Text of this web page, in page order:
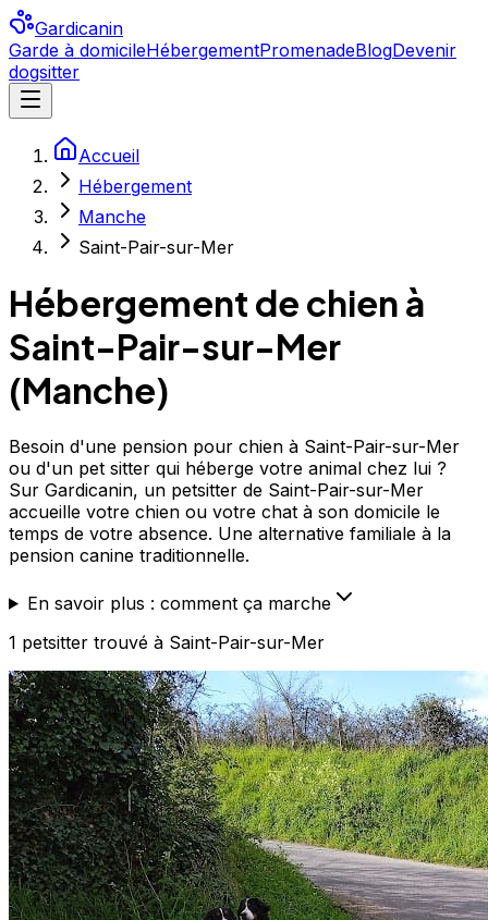
Gardicanin
Garde à domicileHébergementPromenadeBlogDevenir
dogsitter
Accueil
Hébergement
Manche
Saint-Pair-sur-Mer
Hébergement de chien à
Saint-Pair-sur-Mer
(Manche)
Besoin d'une pension pour chien à Saint-Pair-sur-Mer
ou d'un pet sitter qui héberge votre animal chez lui ?
Sur Gardicanin, un petsitter de Saint-Pair-sur-Mer
accueille votre chien ou votre chat à son domicile le
temps de votre absence. Une alternative familiale à la
pension canine traditionnelle.
En savoir plus : comment ça marche
1 petsitter trouvé à Saint-Pair-sur-Mer